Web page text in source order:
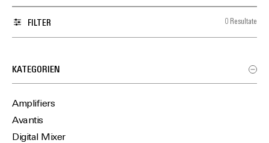
FILTER 0 Resultate
KATEGORIEN
Amplifiers
Avantis
Digital Mixer